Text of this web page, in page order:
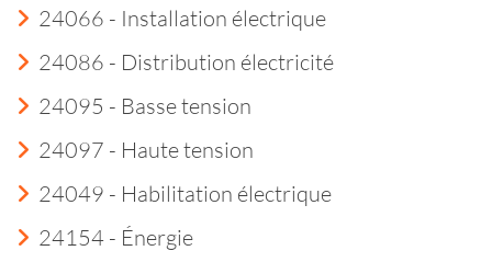
24066 - Installation électrique
24086 - Distribution électricité
24095 - Basse tension
24097 - Haute tension
24049 - Habilitation électrique
24154 - Énergie